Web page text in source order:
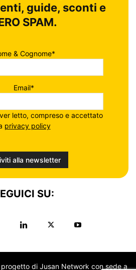
guide, sconti e
SPAM.
& Cognome*
Email*
letto, compreso e accettato
privacy policy
SU:
di Jusan Network con sede a